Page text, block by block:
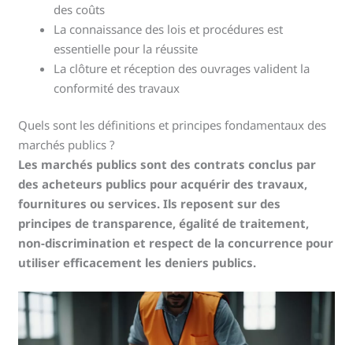
des coûts
La connaissance des lois et procédures est
essentielle pour la réussite
La clôture et réception des ouvrages valident la
conformité des travaux
Quels sont les définitions et principes fondamentaux des
marchés publics ?
Les marchés publics sont des contrats conclus par
des acheteurs publics pour acquérir des travaux,
fournitures ou services. Ils reposent sur des
principes de transparence, égalité de traitement,
non-discrimination et respect de la concurrence pour
utiliser efficacement les deniers publics.